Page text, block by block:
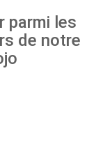
parmi les
de notre